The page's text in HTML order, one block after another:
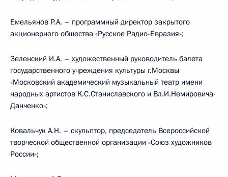
Емельянов Р.А. – программный директор закрытого
акционерного общества «Русское Радио-Евразия»;
Зеленский И.А. – художественный руководитель балета
государственного учреждения культуры г.Москвы
«Московский академический музыкальный театр имени
народных артистов К.С.Станиславского и Вл.И.Немировича-
Данченко»;
Ковальчук А.Н. – скульптор, председатель Всероссийской
творческой общественной организации «Союз художников
России»;